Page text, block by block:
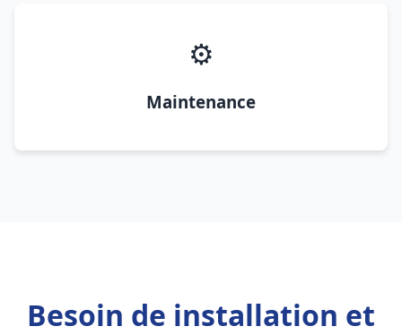
⚙️
Maintenance
Besoin de installation et